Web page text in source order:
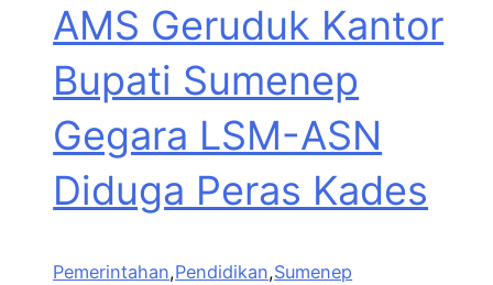
AMS Geruduk Kantor
Bupati Sumenep
Gegara LSM-ASN
Diduga Peras Kades
Pemerintahan,Pendidikan,Sumenep